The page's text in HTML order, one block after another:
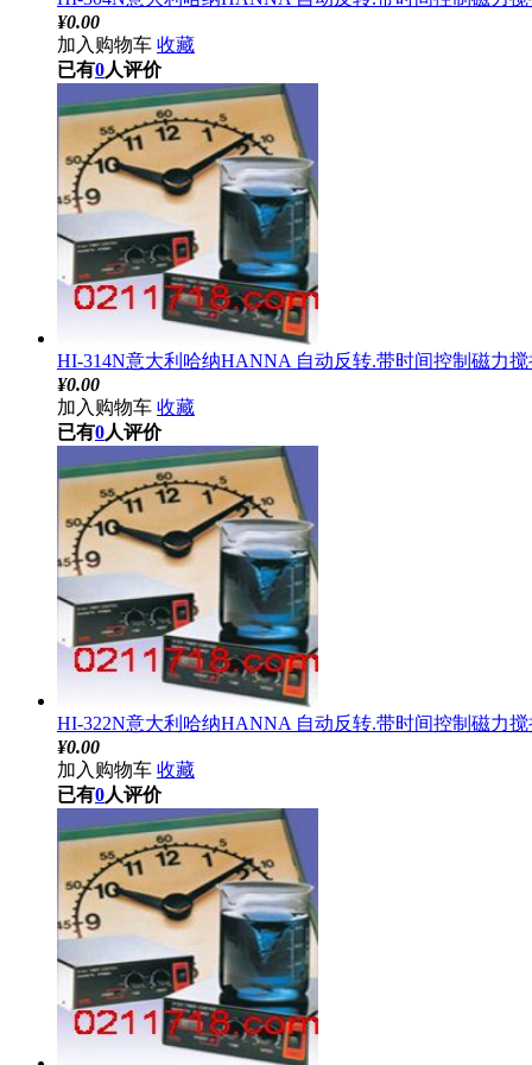
¥0.00
加入购物车 收藏
已有0人评价
HI-314N意大利哈纳HANNA 自动反转.带时间控制磁力搅
¥0.00
加入购物车 收藏
已有0人评价
HI-322N意大利哈纳HANNA 自动反转.带时间控制磁力搅
¥0.00
加入购物车 收藏
已有0人评价